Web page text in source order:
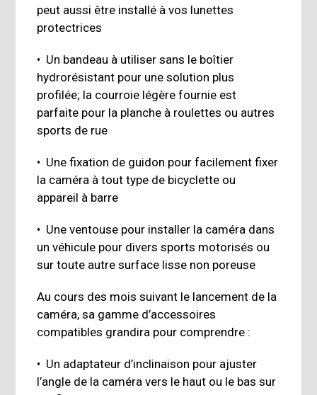
peut aussi être installé à vos lunettes
protectrices
• Un bandeau à utiliser sans le boîtier
hydrorésistant pour une solution plus
profilée; la courroie légère fournie est
parfaite pour la planche à roulettes ou autres
sports de rue
• Une fixation de guidon pour facilement fixer
la caméra à tout type de bicyclette ou
appareil à barre
• Une ventouse pour installer la caméra dans
un véhicule pour divers sports motorisés ou
sur toute autre surface lisse non poreuse
Au cours des mois suivant le lancement de la
caméra, sa gamme d’accessoires
compatibles grandira pour comprendre :
• Un adaptateur d’inclinaison pour ajuster
l’angle de la caméra vers le haut ou le bas sur